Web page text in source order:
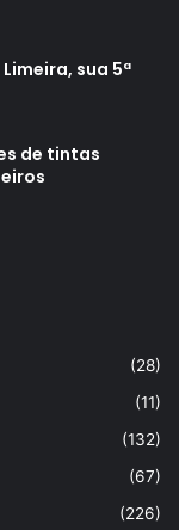
sua 5ª
de tintas
(28)
(11)
(132)
(67)
(226)